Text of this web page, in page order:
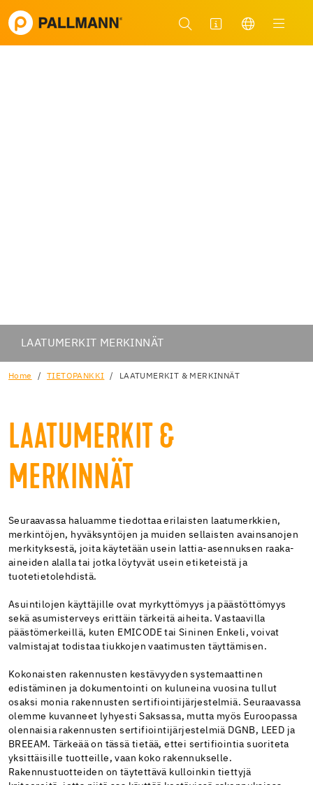
LAATUMERKIT MERKINNÄT
Home TIETOPANKKI LAATUMERKIT & MERKINNÄT
LAATUMERKIT &
MERKINNÄT
Seuraavassa haluamme tiedottaa erilaisten laatumerkkien,
merkintöjen, hyväksyntöjen ja muiden sellaisten avainsanojen
merkityksestä, joita käytetään usein lattia-asennuksen raaka-
aineiden alalla tai jotka löytyvät usein etiketeistä ja
tuotetietolehdistä.
Asuintilojen käyttäjille ovat myrkyttömyys ja päästöttömyys
sekä asumisterveys erittäin tärkeitä aiheita. Vastaavilla
päästömerkeillä, kuten EMICODE tai Sininen Enkeli, voivat
valmistajat todistaa tiukkojen vaatimusten täyttämisen.
Kokonaisten rakennusten kestävyyden systemaattinen
edistäminen ja dokumentointi on kuluneina vuosina tullut
osaksi monia rakennusten sertifiointijärjestelmiä. Seuraavassa
olemme kuvanneet lyhyesti Saksassa, mutta myös Euroopassa
olennaisia rakennusten sertifiointijärjestelmiä DGNB, LEED ja
BREEAM. Tärkeää on tässä tietää, ettei sertifiointia suoriteta
yksittäisille tuotteille, vaan koko rakennukselle.
Rakennustuotteiden on täytettävä kulloinkin tiettyjä